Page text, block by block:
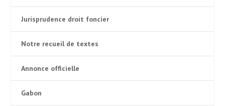
Jurisprudence droit foncier
Notre recueil de textes
Annonce officielle
Gabon